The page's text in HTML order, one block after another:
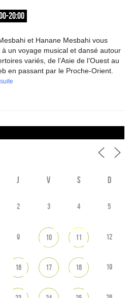
20:00
et Hanane Mesbahi vous
à un voyage musical et dansé autour
variés, de l’Asie de l’Ouest au
en passant par le Proche-Orient.
J V S D
2 3 4 5
9 10 11 12
16 17 18 19